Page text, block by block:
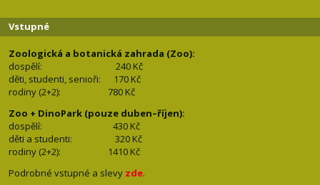
Vstupné
Zoologická a botanická zahrada (Zoo):
dospělí:
240 Kč
děti, studenti, senioři: 170 Kč
rodiny (2+2): 780 Kč
Zoo + DinoPark (pouze duben–říjen):
dospělí: 430 Kč
děti a studenti: 320 Kč
rodiny (2+2): 1410 Kč
Podrobné vstupné a slevy zde.